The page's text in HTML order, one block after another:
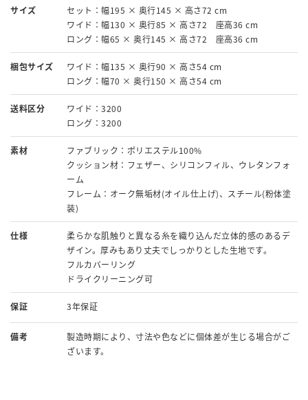
サイズ
セット：幅195 × 奥行145 × 高さ72 cm
ワイド：幅130 × 奥行85 × 高さ72 座高36 cm
ロング：幅65 × 奥行145 × 高さ72 座高36 cm
梱包サイズ
ワイド：幅135 × 奥行90 × 高さ54 cm
ロング：幅70 × 奥行150 × 高さ54 cm
送料区分
ワイド：3200
ロング：3200
素材
ファブリック：ポリエステル100%
クッション材：フェザー、シリコンフィル、ウレタンフォ
ーム
フレーム：オーク無垢材(オイル仕上げ)、スチール(粉体塗
装)
仕様
柔らかな肌触りと異なる糸を織り込んだ立体的感のあるデ
ザイン。厚みもあり丈夫でしっかりとした生地です。
フルカバーリング
ドライクリーニング可
保証 3年保証
備考
製造時期により、寸法や色などに個体差が生じる場合がご
ざいます。